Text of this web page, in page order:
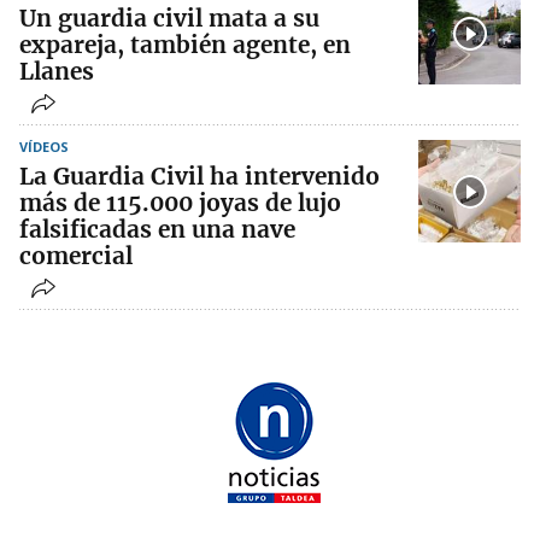
Un guardia civil mata a su
expareja, también agente, en
Llanes
VÍDEOS
La Guardia Civil ha intervenido
más de 115.000 joyas de lujo
falsificadas en una nave
comercial